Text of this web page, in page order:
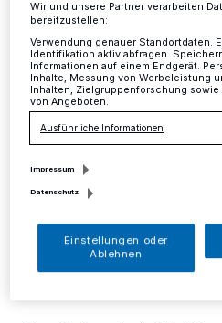
Mettmann
Zu einem festen
Gemeindekalender ist der
geworden, der nun zum
22. April, um 9.30 Uhr
17.04.2017 , 13:44 Uhr
Wir und unsere Partner verarbeiten
bereitzustellen:
Verwendung genauer Standortdaten.
Identifikation aktiv abfragen.
Informationen auf einem Endgerät.
Inhalte, Messung von Werbeleistung
Inhalten, Zielgruppenforschung
von Angeboten.
Ausführliche Informationen
Impressum
Datenschutz
Einstellungen oder
Ablehnen